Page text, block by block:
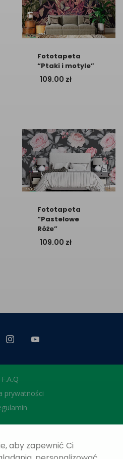
Fototapeta
“Ptaki i motyle”
109.00 zł
Fototapeta
“Pastelowe
Róże”
109.00 zł
F.A.Q
prywatności
aby zapewnić Ci